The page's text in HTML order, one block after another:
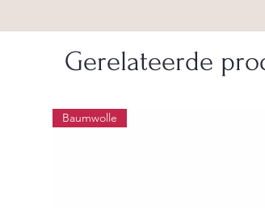
Gerelateerde
Baumwolle